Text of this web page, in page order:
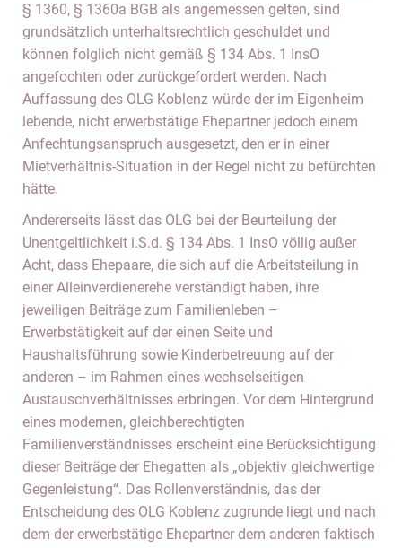
§ 1360, § 1360a BGB als angemessen gelten, sind
grundsätzlich unterhaltsrechtlich geschuldet und
können folglich nicht gemäß § 134 Abs. 1 InsO
angefochten oder zurückgefordert werden. Nach
Auffassung des OLG Koblenz würde der im Eigenheim
lebende, nicht erwerbstätige Ehepartner jedoch einem
Anfechtungsanspruch ausgesetzt, den er in einer
Mietverhältnis-Situation in der Regel nicht zu befürchten
hätte.
Andererseits lässt das OLG bei der Beurteilung der
Unentgeltlichkeit i.S.d. § 134 Abs. 1 InsO völlig außer
Acht, dass Ehepaare, die sich auf die Arbeitsteilung in
einer Alleinverdienerehe verständigt haben, ihre
jeweiligen Beiträge zum Familienleben –
Erwerbstätigkeit auf der einen Seite und
Haushaltsführung sowie Kinderbetreuung auf der
anderen – im Rahmen eines wechselseitigen
Austauschverhältnisses erbringen. Vor dem Hintergrund
eines modernen, gleichberechtigten
Familienverständnisses erscheint eine Berücksichtigung
dieser Beiträge der Ehegatten als „objektiv gleichwertige
Gegenleistung“. Das Rollenverständnis, das der
Entscheidung des OLG Koblenz zugrunde liegt und nach
dem der erwerbstätige Ehepartner dem anderen faktisch